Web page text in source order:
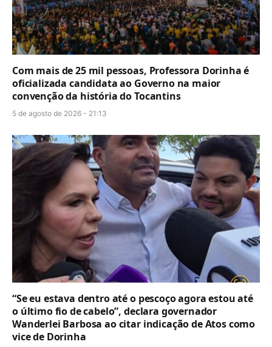
Com mais de 25 mil pessoas, Professora Dorinha é
oficializada candidata ao Governo na maior
convenção da história do Tocantins
5 de agosto de 2026 - 21:13
“Se eu estava dentro até o pescoço agora estou até
o último fio de cabelo”, declara governador
Wanderlei Barbosa ao citar indicação de Atos como
vice de Dorinha